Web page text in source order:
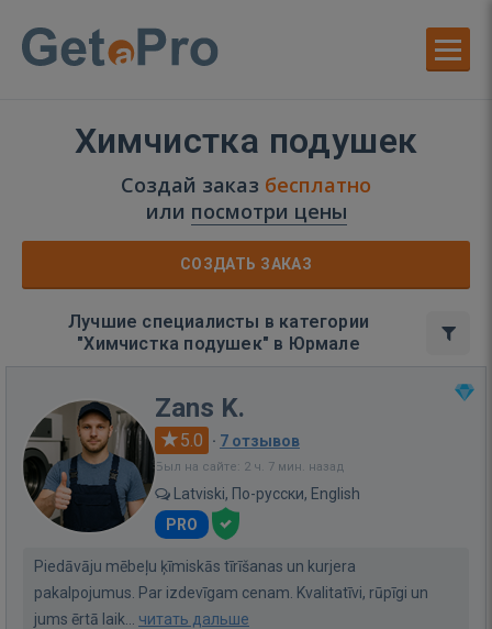
Химчистка подушек
Создай заказ бесплатно
или посмотри цены
СОЗДАТЬ ЗАКАЗ
Лучшие специалисты в категории
"Химчистка подушек" в Юрмале
Zans K.
5.0 · 7 отзывов
Был на сайте: 2 ч. 7 мин. назад
Latviski, По-русски, English
PRO
Piedāvāju mēbeļu ķīmiskās tīrīšanas un kurjera
pakalpojumus. Par izdevīgam cenam. Kvalitatīvi, rūpīgi un
jums ērtā laik... читать дальше